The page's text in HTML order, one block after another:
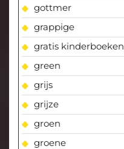
gottmer
grappige
gratis kinderboeken
green
grijs
grijze
groen
groene